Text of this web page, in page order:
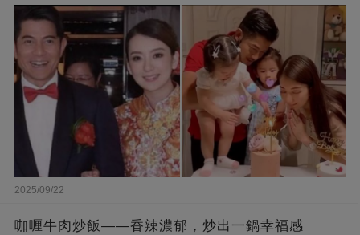
被贊爆
2025/09/22
咖喱牛肉炒飯——香辣濃郁，炒出一鍋幸福感